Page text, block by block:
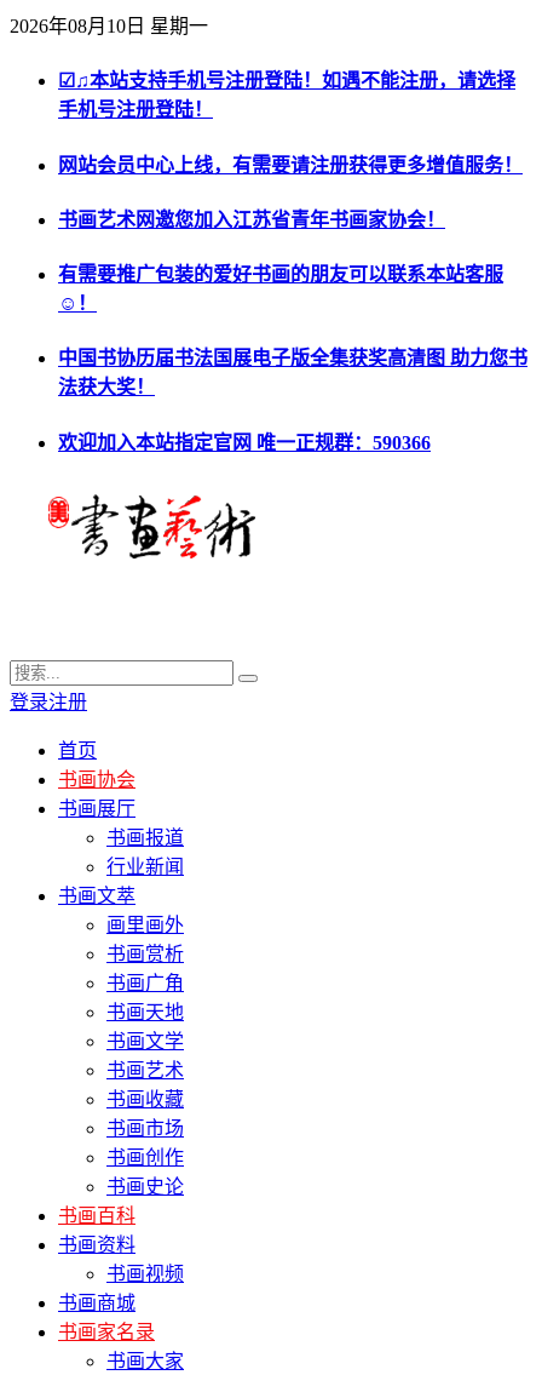
2026年08月10日 星期一
☑♫本站支持手机号注册登陆！如遇不能注册，请选择
手机号注册登陆！
网站会员中心上线，有需要请注册获得更多增值服务！
书画艺术网邀您加入江苏省青年书画家协会！
有需要推广包装的爱好书画的朋友可以联系本站客服
☺！
中国书协历届书法国展电子版全集获奖高清图 助力您书
法获大奖！
欢迎加入本站指定官网 唯一正规群：590366
登录注册
首页
书画协会
书画展厅
书画报道
行业新闻
书画文萃
画里画外
书画赏析
书画广角
书画天地
书画文学
书画艺术
书画收藏
书画市场
书画创作
书画史论
书画百科
书画资料
书画视频
书画商城
书画家名录
书画大家